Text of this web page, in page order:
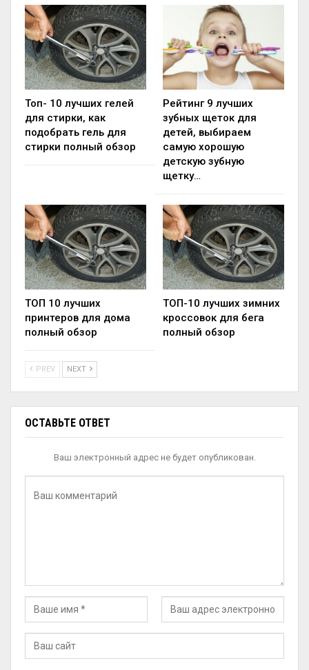
Топ- 10 лучших гелей
для стирки, как
подобрать гель для
стирки полный обзор
Рейтинг 9 лучших
зубных щеток для
детей, выбираем
самую хорошую
детскую зубную
щетку…
ТОП 10 лучших
принтеров для дома
полный обзор
ТОП-10 лучших зимних
кроссовок для бега
полный обзор
PREV NEXT
ОСТАВЬТЕ ОТВЕТ
Ваш электронный адрес не будет опубликован.